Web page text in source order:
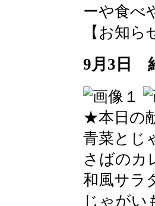
ーや食べ
【お知ら
9月3日
★本日の
青菜とじ
さばのカ
和風サラ
じゃがい